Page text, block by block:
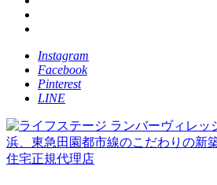
Instagram
Facebook
Pinterest
LINE